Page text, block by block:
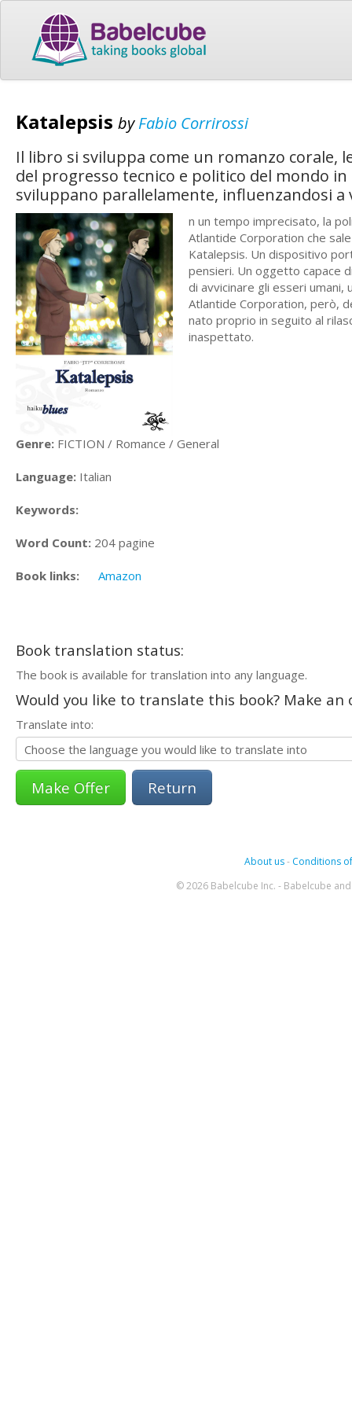
Katalepsis byFabio Corrirossi
Il libro si sviluppa come un romanzo corale,
del progresso tecnico e politico del mondo
sviluppano parallelamente, influenzandosi a
n un tempo imprecisato, la
Atlantide Corporation che
Katalepsis. Un dispositivo
pensieri. Un oggetto capace
di avvicinare gli esseri umani,
Atlantide Corporation, però,
nato proprio in seguito al
inaspettato.
Genre: FICTION / Romance / General
Language: Italian
Keywords:
Word Count: 204 pagine
Book links: Amazon
Book translation status:
The book is available for translation into any language.
Would you like to translate this book? Make
Translate into:
Return
About us- Conditions
© 2026 Babelcube Inc. - Babelcube